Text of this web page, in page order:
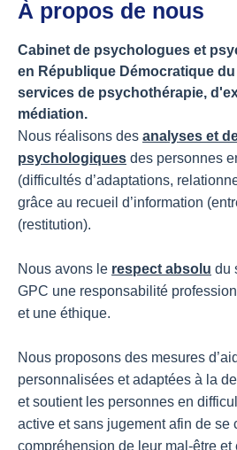
À propos de nous
Cabinet de psychologues et
en République Démocratique
services de psychothérapie,
médiation.
Nous réalisons des analyses et
psychologiques des personnes
(difficultés d’adaptations,
grâce au recueil d’information
(restitution).
Nous avons le respect absolu du
GPC une responsabilité
et une éthique.
Nous proposons des mesures
personnalisées et adaptées à la
et soutient les personnes en
active et sans jugement afin de se
compréhension de leur mal-être